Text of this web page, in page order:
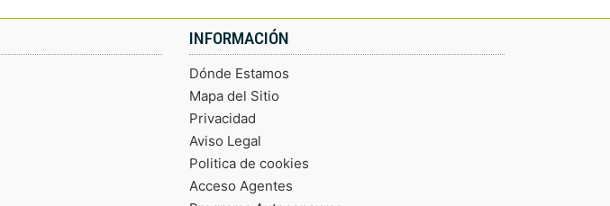
INFORMACIÓN
Dónde Estamos
Mapa del Sitio
Privacidad
Aviso Legal
Politica de cookies
Acceso Agentes